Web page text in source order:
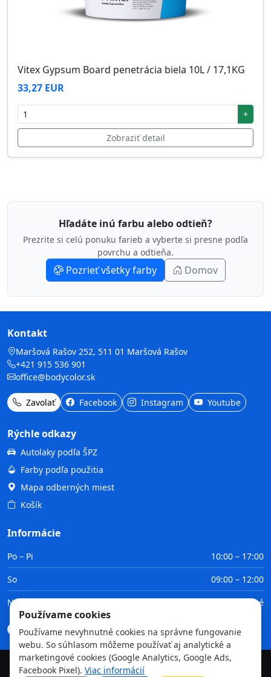
Vitex Gypsum Board penetrácia biela 10L / 17,1KG
33,27 EUR
+
Zobraziť detail
Hľadáte inú farbu alebo odtieň?
Prezrite si celú ponuku farieb a vyberte si presne podľa
povrchu a odtieňa.
Pozrieť všetky farby Domov
Kontakt
Maršová Rašov 252, 511 01 Maršová Rašov
+421 915 536 901
office@bodycolor.sk
Zavolať Facebook Instagram Youtube
Rýchle odkazy
Autolaky podľa ŠPZ
Farby podľa použitia
Mapa odberných miest
Košík
Informácie
Po – Pi
10:00 – 17:00
So
09:00 – 12:00
Ne
Zatvorené
Doprava Platba Obchodné podmienky GDPR
©2026TvojaFarba.sk • Všetky práva vyhradené
Používame cookies
Používame nevyhnutné cookies na správne fungovanie
webu. So súhlasom môžeme používať aj analytické a
marketingové cookies (Google Analytics, Google Ads,
Facebook Pixel). Viac informácií